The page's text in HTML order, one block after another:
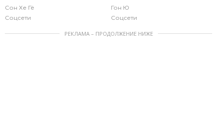
Сон Хе Гё
Соцсети
Гон Ю
Соцсети
РЕКЛАМА – ПРОДОЛЖЕНИЕ НИЖЕ